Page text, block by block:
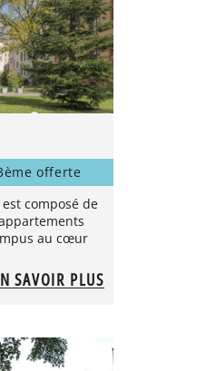
offerte
composé de
au cœur
SAVOIR PLUS